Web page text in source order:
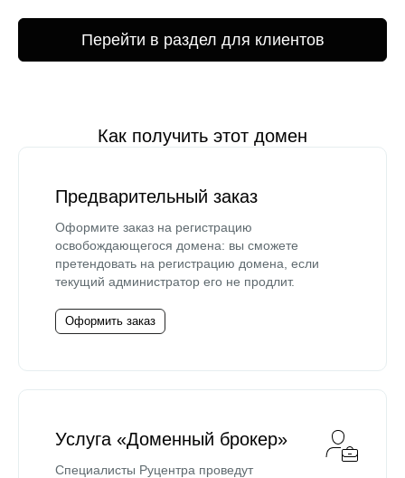
Перейти в раздел для клиентов
Как получить этот домен
Предварительный заказ
Оформите заказ на регистрацию
освобождающегося домена: вы сможете
претендовать на регистрацию домена, если
текущий администратор его не продлит.
Оформить заказ
Услуга «Доменный брокер»
Специалисты Руцентра проведут